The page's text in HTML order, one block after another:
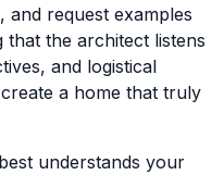
request examples
the architect listens
and logistical
a home that truly
understands your